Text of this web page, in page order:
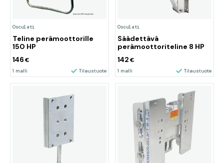
Osculati
Teline perämoottorille
150 HP
146 €
1 malli Tilaustuote
Osculati
Säädettävä
perämoottoriteline 8 HP
142 €
1 malli Tilaustuote